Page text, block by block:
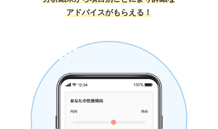
アドバイスがもらえる！